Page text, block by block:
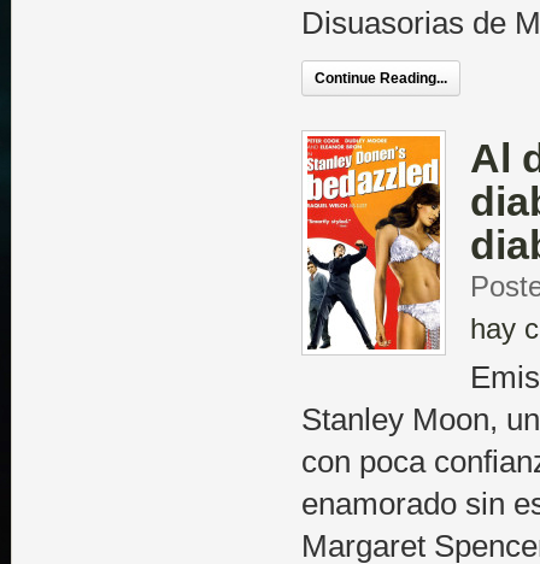
Disuasorias de
Continue Reading...
Al
hay
Stanley Moon,
con poca
enamorado sin
Margaret